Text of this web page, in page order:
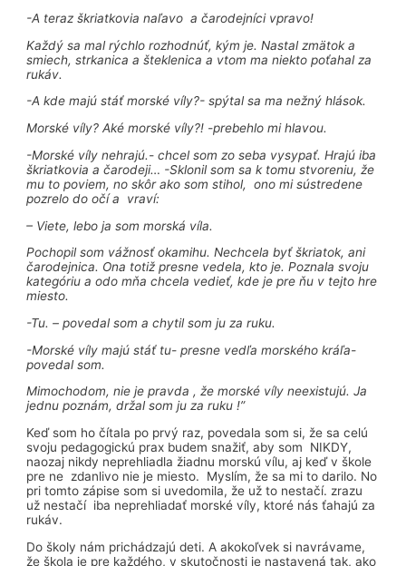
-A teraz škriatkovia naľavo a čarodejníci vpravo!
Každý sa mal rýchlo rozhodnúť, kým je. Nastal zmätok a
smiech, strkanica a šteklenica a vtom ma niekto poťahal za
rukáv.
-A kde majú stáť morské víly?- spýtal sa ma nežný hlások.
Morské víly? Aké morské víly?! -prebehlo mi hlavou.
-Morské víly nehrajú.- chcel som zo seba vysypať. Hrajú iba
škriatkovia a čarodeji… -Sklonil som sa k tomu stvoreniu, že
mu to poviem, no skôr ako som stihol, ono mi sústredene
pozrelo do očí a vraví:
– Viete, lebo ja som morská víla.
Pochopil som vážnosť okamihu. Nechcela byť škriatok, ani
čarodejnica. Ona totiž presne vedela, kto je. Poznala svoju
kategóriu a odo mňa chcela vedieť, kde je pre ňu v tejto hre
miesto.
-Tu. – povedal som a chytil som ju za ruku.
-Morské víly majú stáť tu- presne vedľa morského kráľa-
povedal som.
Mimochodom, nie je pravda , že morské víly neexistujú. Ja
jednu poznám, držal som ju za ruku !”
Keď som ho čítala po prvý raz, povedala som si, že sa celú
svoju pedagogickú prax budem snažiť, aby som NIKDY,
naozaj nikdy neprehliadla žiadnu morskú vílu, aj keď v škole
pre ne zdanlivo nie je miesto. Myslím, že sa mi to darilo. No
pri tomto zápise som si uvedomila, že už to nestačí. zrazu
už nestačí iba neprehliadať morské víly, ktoré nás ťahajú za
rukáv.
Do školy nám prichádzajú deti. A akokoľvek si navrávame,
že škola je pre každého, v skutočnosti je nastavená tak, ako